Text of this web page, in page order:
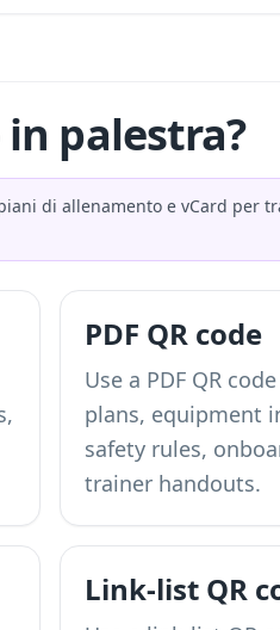
palestra?
di allenamento e vCard per
PDF QR code
Use a PDF QR
plans, equipment
safety rules,
trainer handouts.
Link-list QR